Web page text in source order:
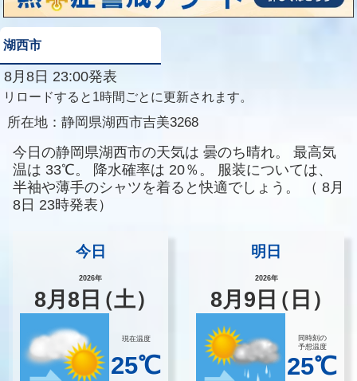
湖西市
8月8日 23:00発表
リロードすると1時間ごとに更新されます。
所在地： 静岡県湖西市吉美3268
今日の静岡県湖西市の天気は 曇のち晴れ。
最高気
温は 33℃。 降水確率は 20％。
服装については、
半袖や薄手のシャツを着ると快適でしょう。
（ 8月
8日 23時発表）
今日
2026年
8月8 日（土）
現在温度
25℃
明日
2026年
8月 9 日（日）
同時刻の
予想温度
25℃